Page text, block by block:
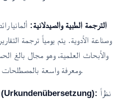
الترجمة الطبية والصيدلانية: ألمانيا
وصناعة الأدوية. يتم يومياً ترجمة
والأبحاث العلمية، وهو مجال بالغ
ومعرفة واسعة بالمصطلحات اللاتينية والألمانية المركبة.
الترجمة القانونية المحلفة (Urkundenübersetzung):